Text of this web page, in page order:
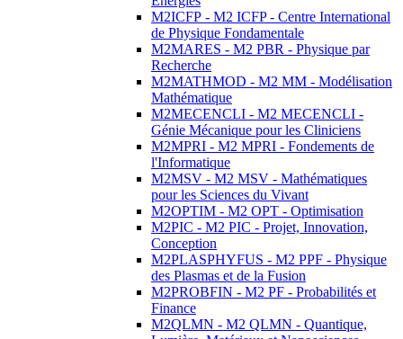
M2ICFP - M2 ICFP - Centre International
de Physique Fondamentale
M2MARES - M2 PBR - Physique par
Recherche
M2MATHMOD - M2 MM - Modélisation
Mathématique
M2MECENCLI - M2 MECENCLI -
Génie Mécanique pour les Cliniciens
M2MPRI - M2 MPRI - Fondements de
l'Informatique
M2MSV - M2 MSV - Mathématiques
pour les Sciences du Vivant
M2OPTIM - M2 OPT - Optimisation
M2PIC - M2 PIC - Projet, Innovation,
Conception
M2PLASPHYFUS - M2 PPF - Physique
des Plasmas et de la Fusion
M2PROBFIN - M2 PF - Probabilités et
Finance
M2QLMN - M2 QLMN - Quantique,